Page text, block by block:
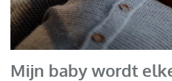
Mijn baby wordt